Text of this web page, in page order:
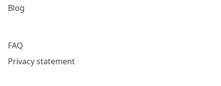
Blog
FAQ
Privacy statement